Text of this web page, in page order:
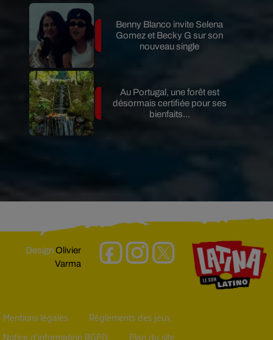
Benny Blanco invite Selena
Gomez et Becky G sur son
nouveau single
Au Portugal, une forêt est
désormais certifiée pour ses
bienfaits...
DesignOlivier
Varma
Mentions légales Règlements des jeux
Notice d’information RGPD Plan du site